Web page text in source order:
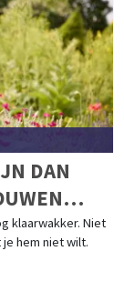
DAN
klaarwakker. Niet
hem niet wilt.